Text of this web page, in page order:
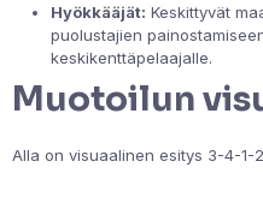
Hyökkääjät: Keskittyvät
puolustajien
keskikenttäpelaajalle.
Muotoilun
Alla on visuaalinen esitys 3-4-1-